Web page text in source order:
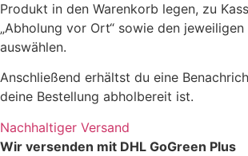
Produkt in den Warenkorb legen, zu
„Abholung vor Ort“ sowie den jeweiligen
auswählen.
Anschließend erhältst du eine
deine Bestellung abholbereit ist.
Nachhaltiger Versand
Wir versenden mit DHL GoGreen Plus